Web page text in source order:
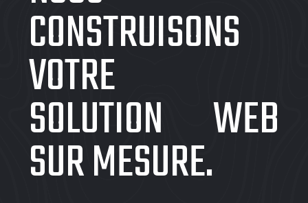
CONSTRUISONS
VOTRE
SOLUTION WEB
SUR MESURE.